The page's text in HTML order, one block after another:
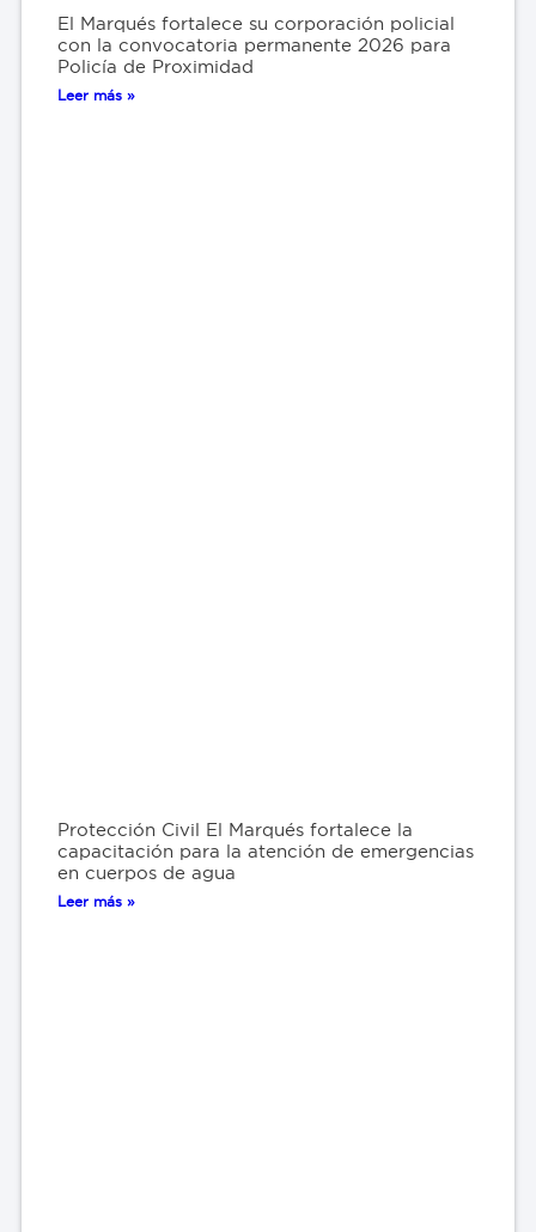
El Marqués fortalece su corporación policial
con la convocatoria permanente 2026 para
Policía de Proximidad
Leer más »
Protección Civil El Marqués fortalece la
capacitación para la atención de emergencias
en cuerpos de agua
Leer más »